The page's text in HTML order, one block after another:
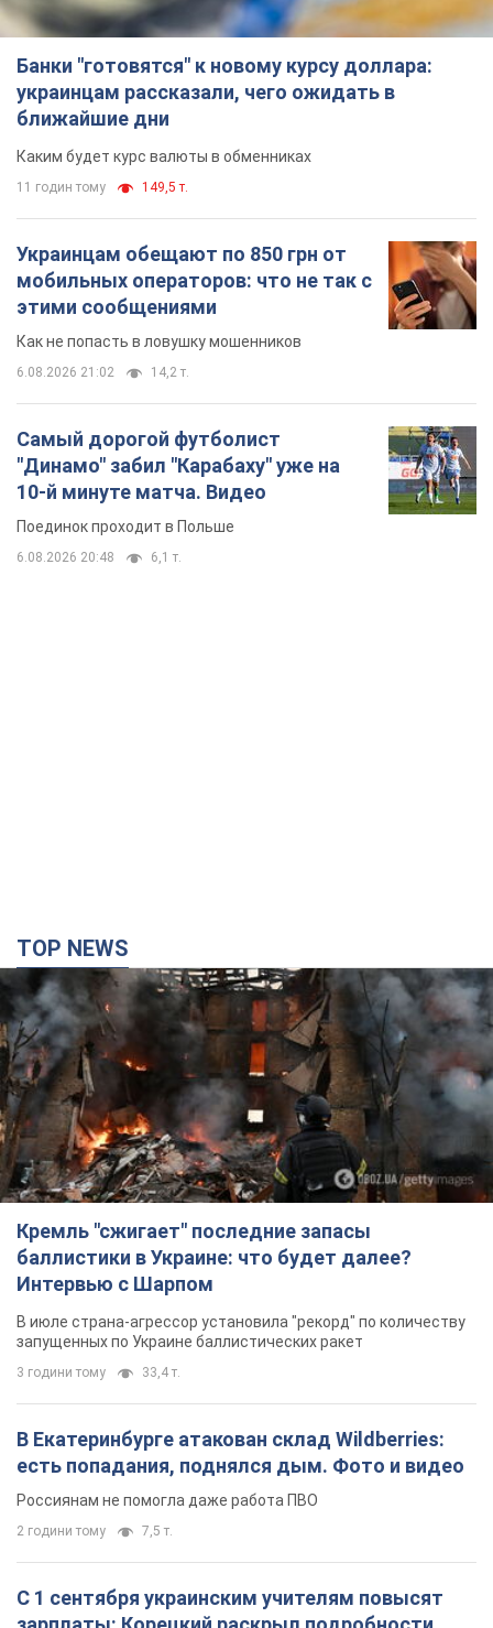
Банки "готовятся" к новому курсу доллара:
украинцам рассказали, чего ожидать в
ближайшие дни
Каким будет курс валюты в обменниках
11 годин тому 149,5 т.
Украинцам обещают по 850 грн от
мобильных операторов: что не так с
этими сообщениями
Как не попасть в ловушку мошенников
6.08.2026 21:02 14,2 т.
Самый дорогой футболист
"Динамо" забил "Карабаху" уже на
10-й минуте матча. Видео
Поединок проходит в Польше
6.08.2026 20:48 6,1 т.
TOP NEWS
Кремль "сжигает" последние запасы
баллистики в Украине: что будет далее?
Интервью с Шарпом
В июле страна-агрессор установила "рекорд" по количеству
запущенных по Украине баллистических ракет
3 години тому 33,4 т.
В Екатеринбурге атакован склад Wildberries:
есть попадания, поднялся дым. Фото и видео
Россиянам не помогла даже работа ПВО
2 години тому 7,5 т.
С 1 сентября украинским учителям повысят